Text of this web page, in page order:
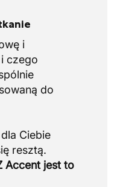
i
czego
do
Ciebie
Accent jest to